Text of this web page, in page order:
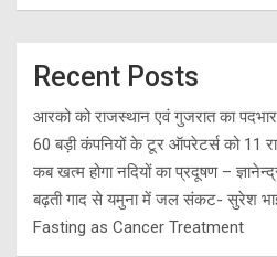
Recent Posts
आरको को राजस्थान एवं गुजरात का पदभार
60 बड़ी कंपनियों के टूर ऑपरेटर्स को 11
कब खत्म होगा नदियों का प्रदूषण –
बढ़ती गाद से यमुना में जल संकट- सुरेश
Fasting as Cancer Treatment